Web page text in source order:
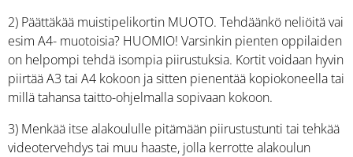
2) Päättäkää muistipelikortin MUOTO. Tehdäänkö neliöitä vai
esim A4- muotoisia? HUOMIO! Varsinkin pienten oppilaiden
on helpompi tehdä isompia piirustuksia. Kortit voidaan hyvin
piirtää A3 tai A4 kokoon ja sitten pienentää kopiokoneella tai
millä tahansa taitto-ohjelmalla sopivaan kokoon.
3) Menkää itse alakoululle pitämään piirustustunti tai tehkää
videotervehdys tai muu haaste, jolla kerrotte alakoulun